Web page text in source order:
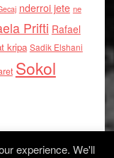
nderroi jete ne
Prifti Rafael
kripa Sadik Elshani
Sokol
experience. We'll